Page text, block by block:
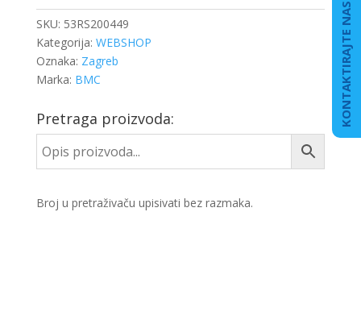
SKU: 53RS200449
Kategorija: WEBSHOP
Oznaka: Zagreb
Marka: BMC
Pretraga proizvoda:
Broj u pretraživaču upisivati bez razmaka.
KONTAKTIRAJTE NAS